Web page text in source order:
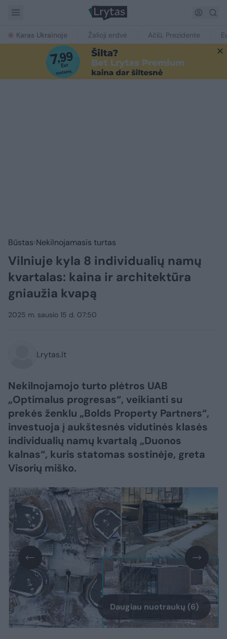
Karas Ukrainoje Žalioji erdvė Ačiū, Prezidente
Būstas Nekilnojamasis turtas
Vilniuje kyla 8 individualių namų
kvartalas: kaina ir architektūra
gniaužia kvapą
2025 m. sausio 15 d. 07:50
Lrytas.lt
Nekilnojamojo turto plėtros UAB
„Optimalus progresas“, veikianti su
prekės ženklu „Bolds Property Partners“,
investuoja į aukštesnės vidutinės klasės
individualių namų kvartalą „Duonos
kalnas“, kuris statomas sostinėje, greta
Visorių miško.
Daugiau nuotraukų (6)